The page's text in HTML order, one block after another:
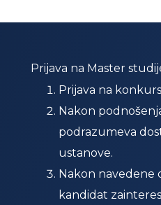
Prijava na Master
Prijava na
Nakon
podrazumeva
ustanove.
Nakon navedene
kandidat